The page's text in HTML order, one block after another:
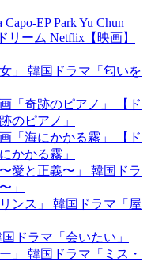
Capo-EP Park Yu Chun
Netflix【映画】
韓国ドラマ「匂いを
【ド
のピアノ」
【ド
かかる霧」
韓国ドラ
」
韓国ドラマ「屋
ドラマ「会いたい」
韓国ドラマ「ミス・